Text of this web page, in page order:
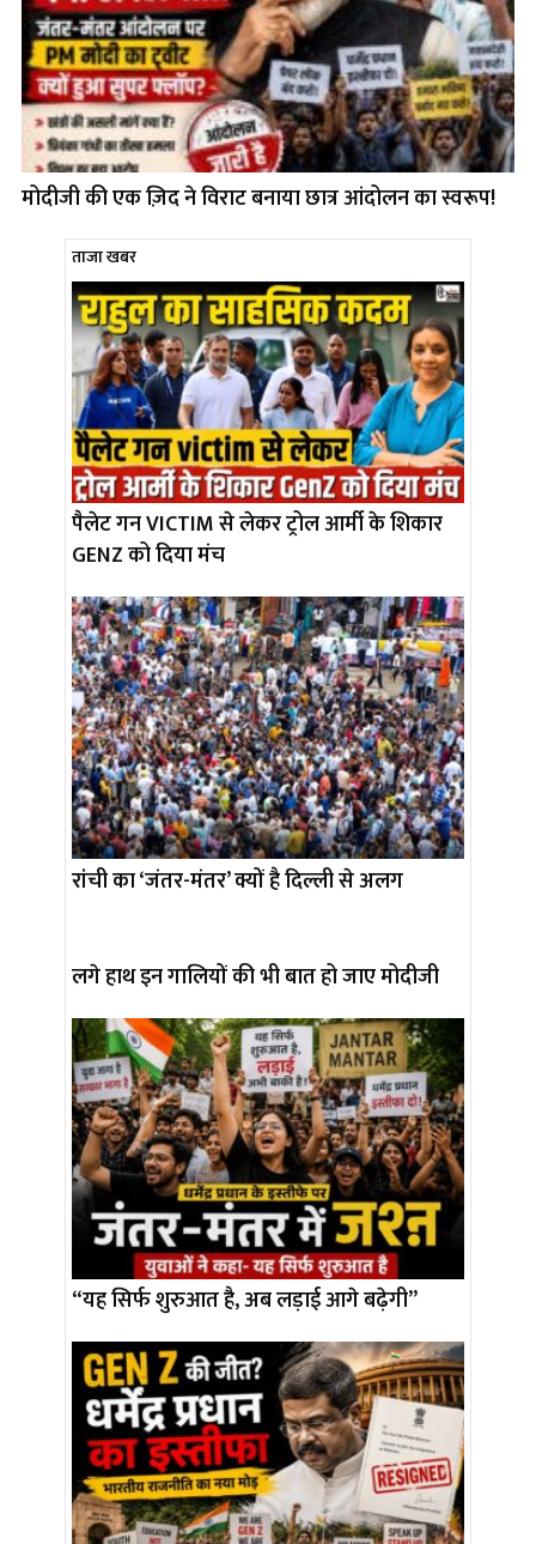
मोदीजी की एक ज़िद ने विराट बनाया छात्र आंदोलन का स्वरूप!
ताजा खबर
पैलेट गन VICTIM से लेकर ट्रोल आर्मी के शिकार
GENZ को दिया मंच
रांची का ‘जंतर-मंतर’ क्यों है दिल्ली से अलग
लगे हाथ इन गालियों की भी बात हो जाए मोदीजी
“यह सिर्फ शुरुआत है, अब लड़ाई आगे बढ़ेगी”